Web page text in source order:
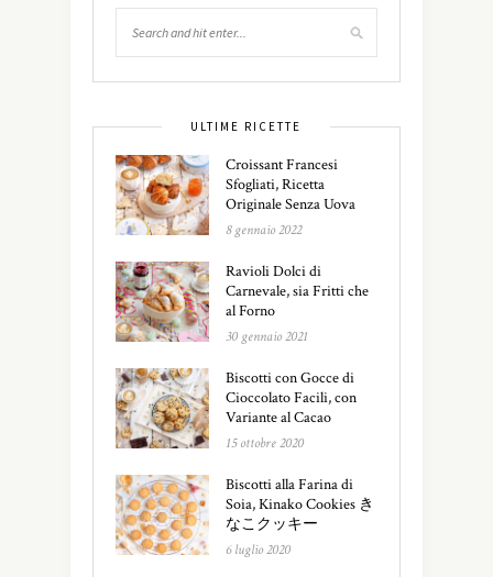
ULTIME RICETTE
Croissant Francesi
Sfogliati, Ricetta
Originale Senza Uova
8 gennaio 2022
Ravioli Dolci di
Carnevale, sia Fritti che
al Forno
30 gennaio 2021
Biscotti con Gocce di
Cioccolato Facili, con
Variante al Cacao
15 ottobre 2020
Biscotti alla Farina di
Soia, Kinako Cookies き
なこクッキー
6 luglio 2020